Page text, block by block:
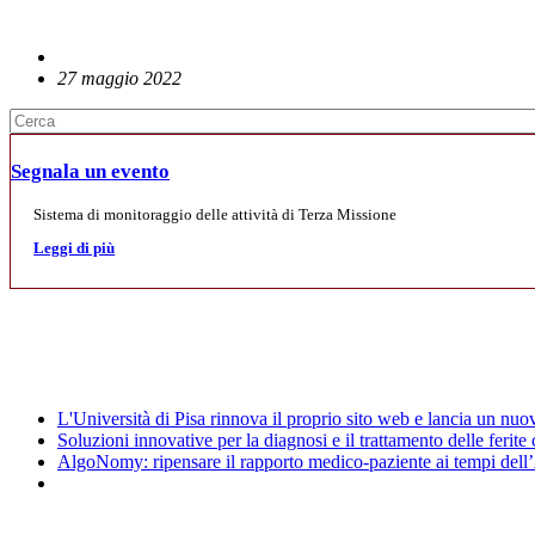
27 maggio 2022
Segnala un evento
Sistema di monitoraggio delle attività di Terza Missione
Leggi di più
L'Università di Pisa rinnova il proprio sito web e lancia un
Soluzioni innovative per la diagnosi e il trattamento delle ferite
AlgoNomy: ripensare il rapporto medico-paziente ai tempi